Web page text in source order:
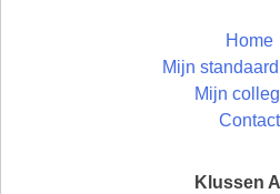
Home
Mijn
Mijn
Contact
Klussen